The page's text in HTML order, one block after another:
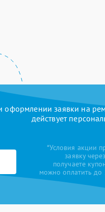
оформлении заявки на
действует
*Условия акции
заявку
получаете
можно оплатить до